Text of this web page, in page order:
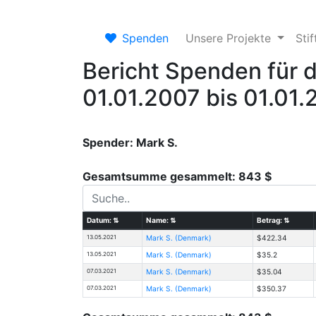
Spenden Unsere Projekte
Bericht Spenden für
01.01.2007 bis
Spender: Mark S.
Gesamtsumme gesammelt: 843 $
Datum:⇅ Name:⇅ Betrag:⇅
13.05.2021 Mark S. (Denmark) $422.34
13.05.2021 Mark S. (Denmark) $35.2
07.03.2021 Mark S. (Denmark) $35.04
07.03.2021 Mark S. (Denmark) $350.37